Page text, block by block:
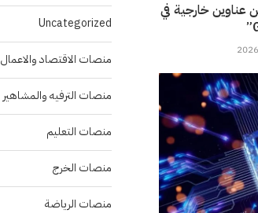
عناوين خارجية في
Uncategorized
منصات الاقتصاد والاعمال
منصات الترفيه والمشاهير
منصات التعليم
منصات الخرج
منصات الرياضة